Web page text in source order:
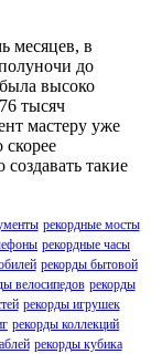
месяцев, в
до
высоко
тысяч
мастеру уже
скорее
такие
рекордные мосты
рекордные часы
рекорды бытовой
велосипедов рекорды
рекорды игрушек
рекорды коллекций
рекорды кубика